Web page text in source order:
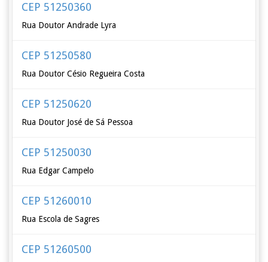
CEP 51250360
Rua Doutor Andrade Lyra
CEP 51250580
Rua Doutor Césio Regueira Costa
CEP 51250620
Rua Doutor José de Sá Pessoa
CEP 51250030
Rua Edgar Campelo
CEP 51260010
Rua Escola de Sagres
CEP 51260500